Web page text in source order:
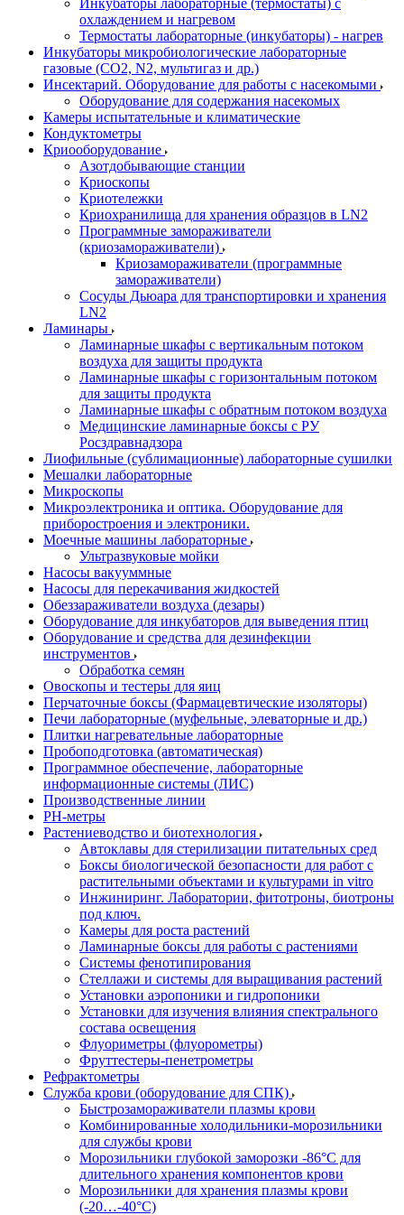
Инкубаторы лабораторные (термостаты) с
охлаждением и нагревом
Термостаты лабораторные (инкубаторы) - нагрев
Инкубаторы микробиологические лабораторные
газовые (CO2, N2, мультигаз и др.)
Инсектарий. Оборудование для работы с насекомыми
Оборудование для содержания насекомых
Камеры испытательные и климатические
Кондуктометры
Криооборудование
Азотдобывающие станции
Криоскопы
Криотележки
Криохранилища для хранения образцов в LN2
Программные замораживатели
(криозамораживатели)
Криозамораживатели (программные
замораживатели)
Сосуды Дьюара для транспортировки и хранения
LN2
Ламинары
Ламинарные шкафы с вертикальным потоком
воздуха для защиты продукта
Ламинарные шкафы с горизонтальным потоком
для защиты продукта
Ламинарные шкафы с обратным потоком воздуха
Медицинские ламинарные боксы с РУ
Росздравнадзора
Лиофильные (сублимационные) лабораторные сушилки
Мешалки лабораторные
Микроскопы
Микроэлектроника и оптика. Оборудование для
приборостроения и электроники.
Моечные машины лабораторные
Ультразвуковые мойки
Насосы вакууммные
Насосы для перекачивания жидкостей
Обеззараживатели воздуха (дезары)
Оборудование для инкубаторов для выведения птиц
Оборудование и средства для дезинфекции
инструментов
Обработка семян
Овоскопы и тестеры для яиц
Перчаточные боксы (Фармацевтические изоляторы)
Печи лабораторные (муфельные, элеваторные и др.)
Плитки нагревательные лабораторные
Пробоподготовка (автоматическая)
Программное обеспечение, лабораторные
информационные системы (ЛИС)
Производственные линии
РH-метры
Растениеводство и биотехнология
Автоклавы для стерилизации питательных сред
Боксы биологической безопасности для работ с
растительными объектами и культурами in vitro
Инжиниринг. Лаборатории, фитотроны, биотроны
под ключ.
Камеры для роста растений
Ламинарные боксы для работы с растениями
Системы фенотипирования
Стеллажи и системы для выращивания растений
Установки аэропоники и гидропоники
Установки для изучения влияния спектрального
состава освещения
Флуориметры (флуорометры)
Фруттестеры-пенетрометры
Рефрактометры
Служба крови (оборудование для СПК)
Быстрозамораживатели плазмы крови
Комбинированные холодильники-морозильники
для службы крови
Морозильники глубокой заморозки -86°С для
длительного хранения компонентов крови
Морозильники для хранения плазмы крови
(-20…-40°С)